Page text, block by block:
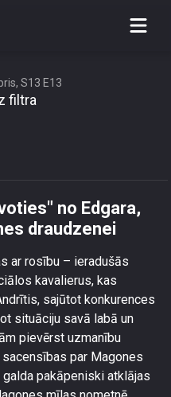
no
S13 E13
filtra
no Edgara,
draudzenei
ar rosību – ieradušās
kavalierus, kas
sajūtot konkurences
situāciju savā labā un
pievērst uzmanību
sacensības par Magones
pakāpeniski atklājas